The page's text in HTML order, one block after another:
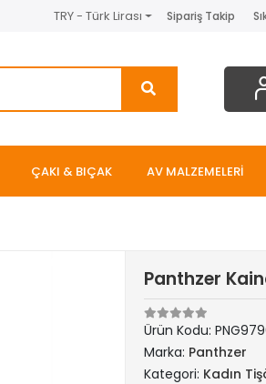
TRY - Türk Lirası Sipariş Takip
ÇAKI & BIÇAK AV MALZEMELERİ
Panthzer
Ürün Kodu:
Marka: Panthzer
Kategori: Kadın